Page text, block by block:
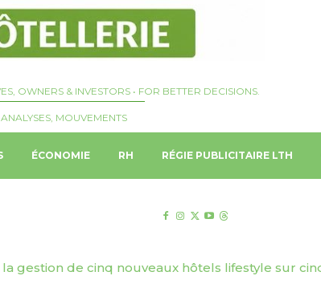
OWNERS & INVESTORS • FOR BETTER DECISIONS.
MOUVEMENTS
ÉCONOMIE RH RÉGIE PUBLICITAIRE LTH
de cinq nouveaux hôtels lifestyle sur cinq
dévoile sa stratégie de tourisme responsable